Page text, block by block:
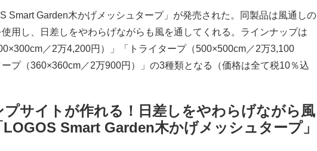
Smart Garden木かげメッシュタープ」が発売された。同製品は風通しの
用し、日差しをやわらげながらも風を通してくれる。ラインナップは
／2万4,200円）」「トライタープ（500×500cm／2万3,100
プ（360×360cm／2万900円）」の3種類となる（価格は全て税10％込
サイトが作れる！日差しをやわらげながら風
Smart Garden木かげメッシュタープ」